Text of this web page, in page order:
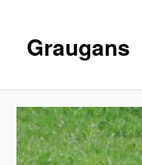
Graugans